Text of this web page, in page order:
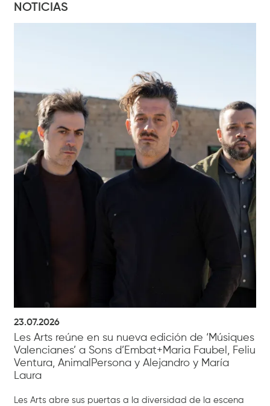
NOTICIAS
23.07.2026
Les Arts reúne en su nueva edición de ‘Músiques
Valencianes’ a Sons d’Embat+Maria Faubel, Feliu
Ventura, AnimalPersona y Alejandro y María
Laura
Les Arts abre sus puertas a la diversidad de la escena